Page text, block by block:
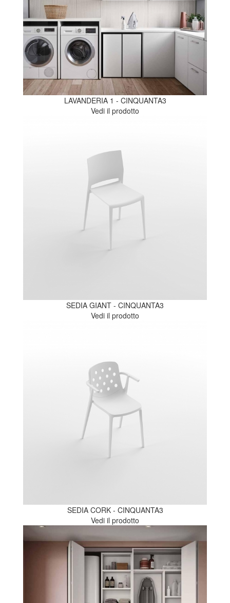
LAVANDERIA 1 - CINQUANTA3
Vedi il prodotto
SEDIA GIANT - CINQUANTA3
Vedi il prodotto
SEDIA CORK - CINQUANTA3
Vedi il prodotto